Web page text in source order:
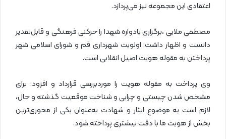
اعتقادی این مجموعه نیز می‌پردازد.
مصطفی ملایی ،برگزاری یادواره شهدا را حرکتی فرهنگی و قابل‌تقدیر
دانست و اظهار داشت: اولویت شهرداری قم و شورای اسلامی شهر
پرداختن به مقوله هویت اصیل انقلابی است.
وی پرداخت به مقوله هویت را موردبررسی قرارداد و افزود: برای
مشخص شدن چیستی و چرایی و شناخت موقعیت گذشته و حال،
لازم است به موضوع ایثار و شهادت به‌عنوان یکی از محوری‌ترین
بخش از هویت ما با دقت بیشتری پرداخته شود.